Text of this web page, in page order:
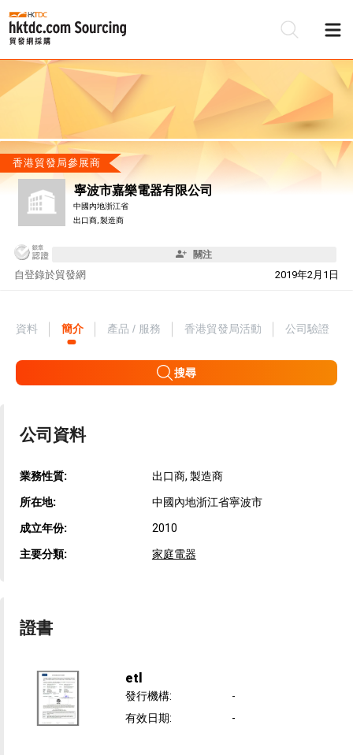
香港貿發局參展商
寧波市嘉樂電器有限公司
中國內地浙江省
出口商, 製造商
關注
自 2019年2月1日
登錄於貿發網
資料 簡介 產品 / 服務 香港貿發局活動 公司驗證
搜尋
公司資料
業務性質: 出口商, 製造商
所在地: 中國內地浙江省寧波市
成立年份: 2010
主要分類: 家庭電器
證書
etl
發行機構:
-
有效日期: -